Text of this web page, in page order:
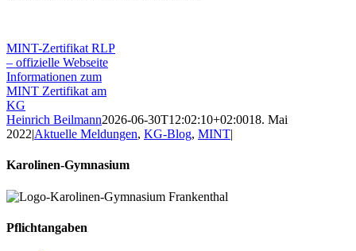
MINT-Zertifikat RLP
– offizielle Webseite
Informationen zum
MINT Zertifikat am
KG
Heinrich Beilmann2026-06-30T12:02:10+02:0018. Mai
2022|Aktuelle Meldungen, KG-Blog, MINT|
Karolinen-Gymnasium
Pflichtangaben